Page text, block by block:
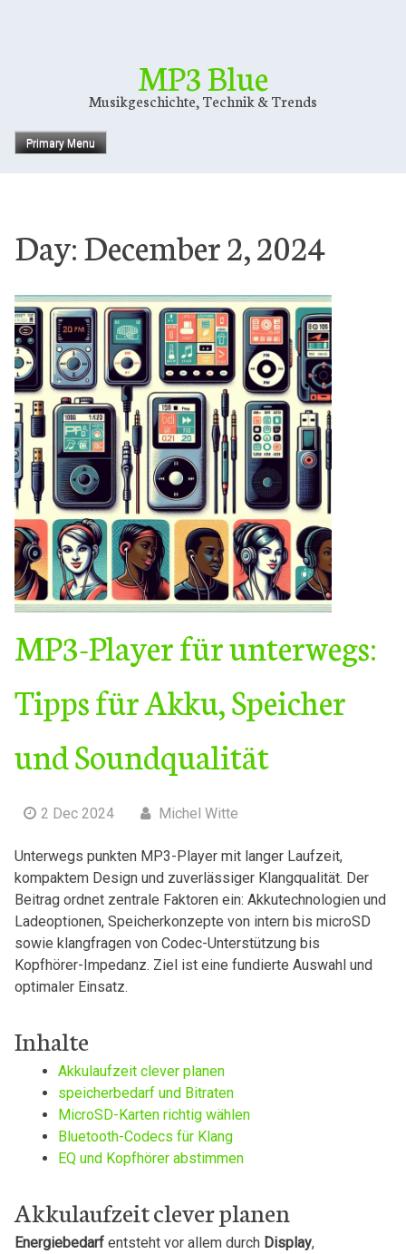
MP3 Blue
Musikgeschichte, Technik & Trends
Primary Menu
Day:December 2, 2024
MP3-Player für unterwegs:
Tipps für Akku, Speicher
und Soundqualität
2 Dec 2024 Michel Witte
Unterwegs punkten ⁣MP3-Player mit‍ langer Laufzeit,
kompaktem Design und zuverlässiger Klangqualität. Der
Beitrag ordnet zentrale Faktoren ein: Akkutechnologien ⁣und
Ladeoptionen, Speicherkonzepte von intern bis ‍microSD
sowie klangfragen von Codec-Unterstützung bis
Kopfhörer-Impedanz. Ziel ist eine fundierte Auswahl und
optimaler Einsatz.
Inhalte
Akkulaufzeit clever planen
speicherbedarf und Bitraten
MicroSD-Karten richtig wählen
Bluetooth-Codecs für Klang
EQ ⁣und Kopfhörer abstimmen
Akkulaufzeit clever planen
Energiebedarfentsteht vor allem durch Display, ​